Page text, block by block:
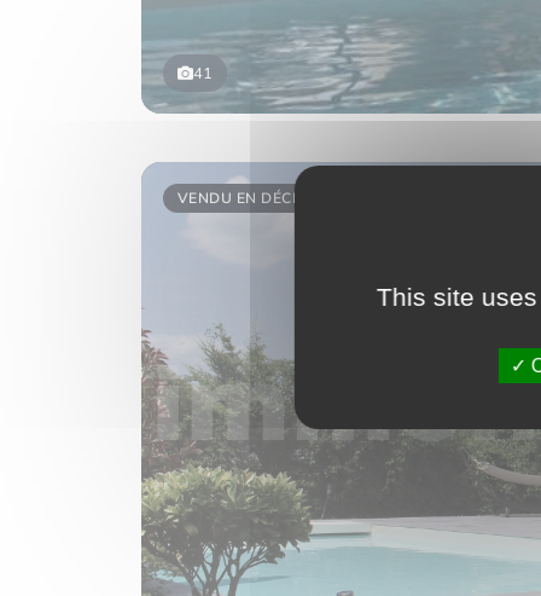
41
VENDU EN DÉCEMBRE 2020
This site